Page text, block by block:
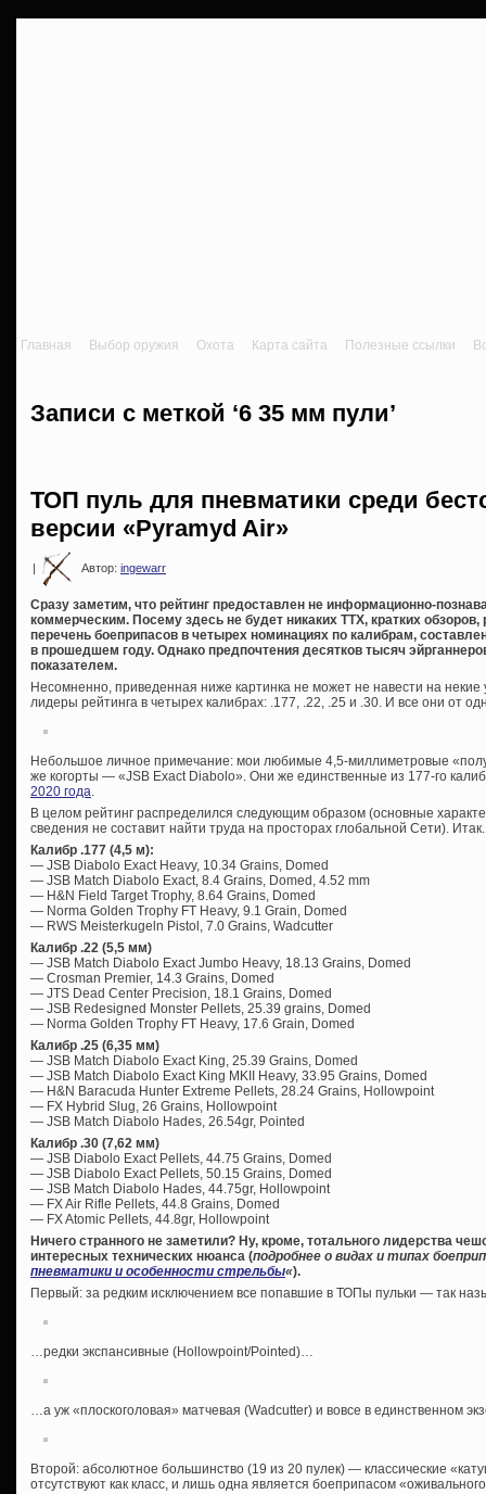
Главная Выбор оружия Охота Карта сайта Полезные ссылки
Записи с меткой ‘6 35 мм пули’
ТОП пуль для пневматики среди
версии «Pyramyd Air»
| Автор: ingewarr
Сразу заметим, что рейтинг предоставлен не информационно-
коммерческим. Посему здесь не будет никаких ТТХ, кратких обзоров,
перечень боеприпасов в четырех номинациях по калибрам,
в прошедшем году. Однако предпочтения десятков тысяч
показателем.
Несомненно, приведенная ниже картинка не может не навести на
лидеры рейтинга в четырех калибрах: .177, .22, .25 и .30. И все они от
Небольшое личное примечание: мои любимые 4,5-миллиметровые
же когорты — «JSB Exact Diabolo». Они же единственные из 177-го
2020 года.
В целом рейтинг распределился следующим образом (основные
сведения не составит найти труда на просторах глобальной Сети). Итак.
Калибр .177 (4,5 м):
— JSB Diabolo Exact Heavy, 10.34 Grains, Domed
— JSB Match Diabolo Exact, 8.4 Grains, Domed, 4.52 mm
— H&N Field Target Trophy, 8.64 Grains, Domed
— Norma Golden Trophy FT Heavy, 9.1 Grain, Domed
— RWS Meisterkugeln Pistol, 7.0 Grains, Wadcutter
Калибр .22 (5,5 мм)
— JSB Match Diabolo Exact Jumbo Heavy, 18.13 Grains, Domed
— Crosman Premier, 14.3 Grains, Domed
— JTS Dead Center Precision, 18.1 Grains, Domed
— JSB Redesigned Monster Pellets, 25.39 grains, Domed
— Norma Golden Trophy FT Heavy, 17.6 Grain, Domed
Калибр .25 (6,35 мм)
— JSB Match Diabolo Exact King, 25.39 Grains, Domed
— JSB Match Diabolo Exact King MKII Heavy, 33.95 Grains, Domed
— H&N Baracuda Hunter Extreme Pellets, 28.24 Grains, Hollowpoint
— FX Hybrid Slug, 26 Grains, Hollowpoint
— JSB Match Diabolo Hades, 26.54gr, Pointed
Калибр .30 (7,62 мм)
— JSB Diabolo Exact Pellets, 44.75 Grains, Domed
— JSB Diabolo Exact Pellets, 50.15 Grains, Domed
— JSB Match Diabolo Hades, 44.75gr, Hollowpoint
— FX Air Rifle Pellets, 44.8 Grains, Domed
— FX Atomic Pellets, 44.8gr, Hollowpoint
Ничего странного не заметили? Ну, кроме, тотального лидерства
интересных технических нюанса (подробнее о видах и типах
пневматики и особенности стрельбы«).
Первый: за редким исключением все попавшие в ТОПы пульки — так
…редки экспансивные (Hollowpoint/Pointed)…
…а уж «плоскоголовая» матчевая (Wadcutter) и вовсе в единственном
Второй: абсолютное большинство (19 из 20 пулек) — классические
отсутствуют как класс, и лишь одна является боеприпасом